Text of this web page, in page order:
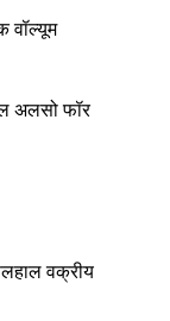
वॉल्यूम
अलसो फॉर
वक्रीय